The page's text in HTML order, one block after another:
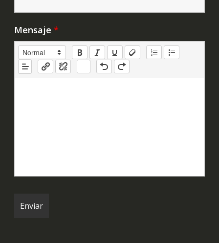
Mensaje *